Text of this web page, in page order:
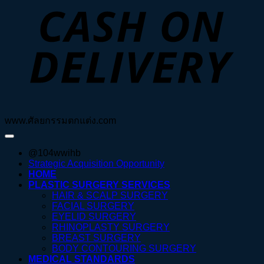
www.ศัลยกรรมตกแต่ง.com
@104wwihb
Strategic Acquisition Opportunity
HOME
PLASTIC SURGERY SERVICES
HAIR & SCALP SURGERY
FACIAL SURGERY
EYELID SURGERY
RHINOPLASTY SURGERY
BREAST SURGERY
BODY CONTOURING SURGERY
MEDICAL STANDARDS